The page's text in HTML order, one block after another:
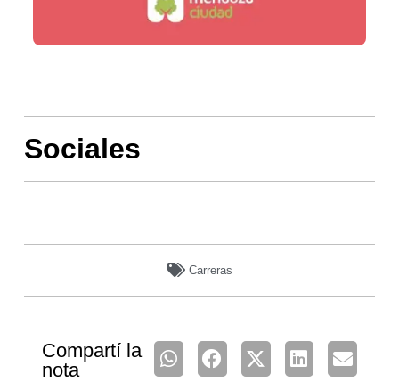
Sociales
Carreras
Compartí la
nota